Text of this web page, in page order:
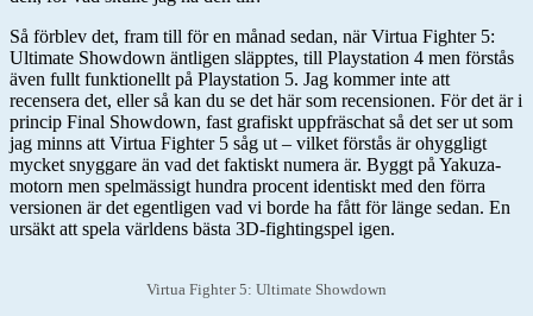
Så förblev det, fram till för en månad sedan, när Virtua Fighter 5:
Ultimate Showdown äntligen släpptes, till Playstation 4 men förstås
även fullt funktionellt på Playstation 5. Jag kommer inte att
recensera det, eller så kan du se det här som recensionen. För det är i
princip Final Showdown, fast grafiskt uppfräschat så det ser ut som
jag minns att Virtua Fighter 5 såg ut – vilket förstås är ohyggligt
mycket snyggare än vad det faktiskt numera är. Byggt på Yakuza-
motorn men spelmässigt hundra procent identiskt med den förra
versionen är det egentligen vad vi borde ha fått för länge sedan. En
ursäkt att spela världens bästa 3D-fightingspel igen.
Virtua Fighter 5: Ultimate Showdown